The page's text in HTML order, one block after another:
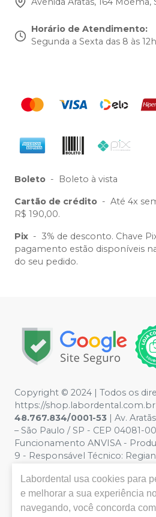
Horário de Atendimento:
Segunda a Sexta das 8 às
Boleto - Boleto à vista
Cartão de crédito - Até 4x
R$ 190,00.
Pix - 3% de desconto. Chave
pagamento estão disponíveis
do seu pedido.
Copyright © 2024 | Todos os
https://shop.labordental.com.br
48.767.834/0001-53 | Av.
– São Paulo / SP - CEP 04081-
Funcionamento ANVISA -
9 - Responsável Técnico:
Fotos meramente ilustrativas -
da loja virtual estão sujeitos a
divergência de preços no site,
Labordental usa cookies para
e melhorar a sua experiência
navegando, você concorda